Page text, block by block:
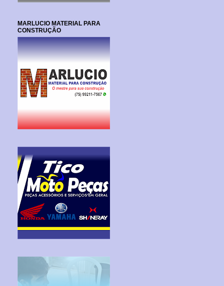
MARLUCIO MATERIAL PARA
CONSTRUÇÃO